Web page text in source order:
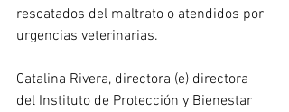
rescatados del maltrato o atendidos por
urgencias veterinarias.
Catalina Rivera, directora (e) directora
del Instituto de Protección y Bienestar